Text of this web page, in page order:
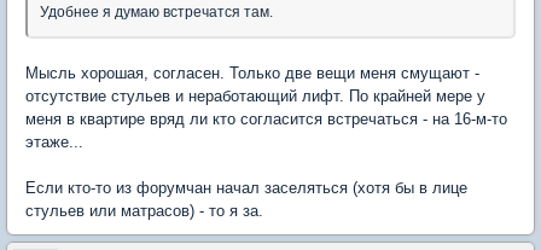
Удобнее я думаю встречатся там.
Мысль хорошая, согласен. Только две вещи меня смущают -
отсутствие стульев и неработающий лифт. По крайней мере у
меня в квартире вряд ли кто согласится встречаться - на 16-м-то
этаже...
Если кто-то из форумчан начал заселяться (хотя бы в лице
стульев или матрасов) - то я за.